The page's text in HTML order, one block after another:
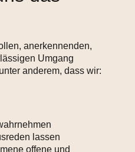
anerkennenden,
Umgang
anderem, dass wir:
lassen
offene und